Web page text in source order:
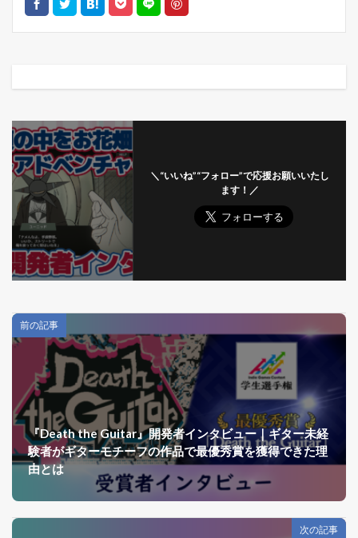
＼“いいね”“フォロー”で応援お願いいたし
ます！／
前の記事
『Death the Guitar』開発者インタビュー｜ギター未経
験者がギターモチーフの作品で最優秀賞を獲得できた理
由とは
次の記事